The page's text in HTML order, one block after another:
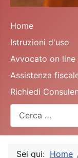
Home
Istruzioni d'uso
Avvocato on line
Assistenza
Richiedi
Sei qui: Home